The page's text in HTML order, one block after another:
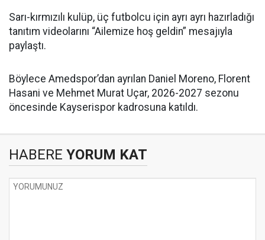
Sarı-kırmızılı kulüp, üç futbolcu için ayrı ayrı hazırladığı
tanıtım videolarını “Ailemize hoş geldin” mesajıyla
paylaştı.
Böylece Amedspor’dan ayrılan Daniel Moreno, Florent
Hasani ve Mehmet Murat Uçar, 2026-2027 sezonu
öncesinde Kayserispor kadrosuna katıldı.
HABERE YORUM KAT